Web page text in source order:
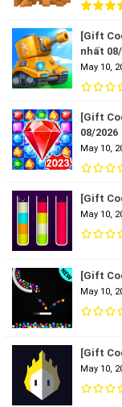
[Gift
nhất
May 10,
[Gift
08/2026
May 10,
[Gift
May 10,
[Gift
May 10,
[Gift
May 10,